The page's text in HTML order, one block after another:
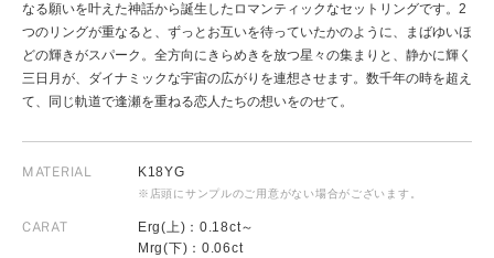
なる願いを叶えた神話から誕生したロマンティックなセットリングです。2
つのリングが重なると、ずっとお互いを待っていたかのように、まばゆいほ
どの輝きがスパーク。全方向にきらめきを放つ星々の集まりと、静かに輝く
三日月が、ダイナミックな宇宙の広がりを連想させます。数千年の時を超え
て、同じ軌道で逢瀬を重ねる恋人たちの想いをのせて。
MATERIAL K18YG
※店頭にサンプルのご用意がない場合がございます。
CARAT
Erg(上)：0.18ct～
Mrg(下)：0.06ct